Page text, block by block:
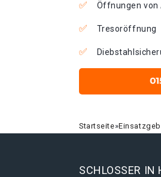
Öffnungen von
Tresoröffnung
Startseite»
SCHLOSSER IN